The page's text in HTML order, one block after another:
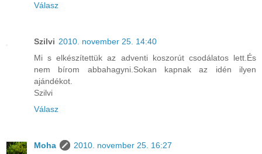
Válasz
Szilvi 2010. november 25. 14:40
Mi s elkészítettük az adventi koszorút csodálatos lett.És
nem bírom abbahagyni.Sokan kapnak az idén ilyen
ajándékot.
Szilvi
Válasz
Moha
2010. november 25. 16:27